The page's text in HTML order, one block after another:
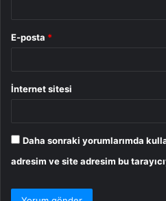
E-posta *
İnternet sitesi
Daha sonraki yorumlarımda
adresim ve site adresim bu